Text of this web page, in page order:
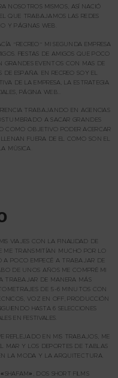
NOSOTROS MISMOS, ASÍ NACIÓ
QUE TRABAJAMOS LAS REDES
Y PÁGINAS WEB.
“RECREO” MI SEGUNDA EMPRESA
FIESTAS DE AMIGOS QUE POCO
EVENTOS CON MAS DE
ESPAÑA. EN RECREO SOY EL
DE LA EMPRESA, LA ESTRATEGIA
PÁGINA WEB…
TRABAJANDO EN AGENCIAS
A SACAR GRANDES
COMO OBJETIVO PODER ACERCAR
FUERA DE EL COMO SON EL
MÚSICA.
VIAJES CON LA FINALIDAD DE
ME TRANSMITÍAN MUCHO POR LO
A POCO EMPECÉ A TRABAJAR DE
DE UNOS AÑOS ME COMPRÉ MI
TRABAJAR DE MANERA MÁS
DE 5-6 MINUTOS CON
VOZ EN OFF, PRODUCCIÓN
HASTA 6 SELECCIONES
EN FESTIVALES.
REFLEJADO EN MIS TRABAJOS, ME
MAR Y LOS DEPORTES DE TABLAS
LA MODA Y LA ARQUITECTURA.
DOS SHORT FILMS